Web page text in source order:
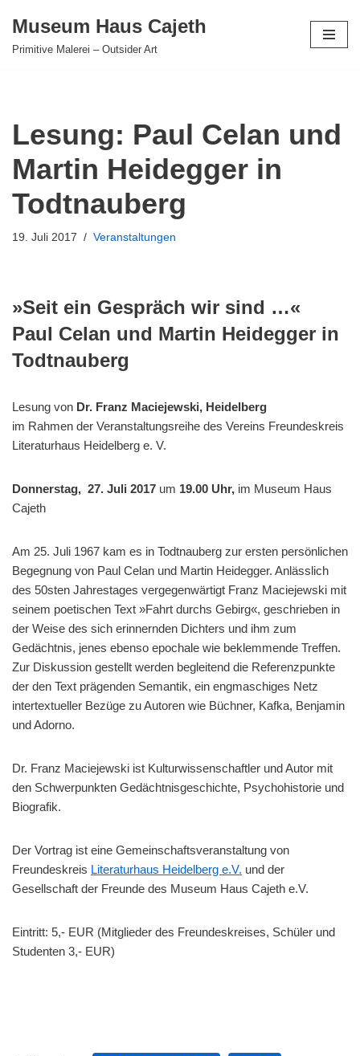
Zum
Museum Haus Cajeth
Primitive Malerei – Outsider Art
Lesung: Paul Celan und
Martin Heidegger in
Todtnauberg
19. Juli 2017 Veranstaltungen
»Seit ein Gespräch wir sind …«
Paul Celan und Martin Heidegger in
Todtnauberg
Lesung von Dr. Franz Maciejewski, Heidelberg
im Rahmen der Veranstaltungsreihe des Vereins Freundeskreis
Literaturhaus Heidelberg e. V.
Donnerstag, 27. Juli 2017 um 19.00 Uhr, im Museum Haus
Cajeth
Am 25. Juli 1967 kam es in Todtnauberg zur ersten persönlichen
Begegnung von Paul Celan und Martin Heidegger. Anlässlich
des 50sten Jahrestages vergegenwärtigt Franz Maciejewski mit
seinem poetischen Text »Fahrt durchs Gebirg«, geschrieben in
der Weise des sich erinnernden Dichters und ihm zum
Gedächtnis, jenes ebenso epochale wie beklemmende Treffen.
Zur Diskussion gestellt werden begleitend die Referenzpunkte
der den Text prägenden Semantik, ein engmaschiges Netz
intertextueller Bezüge zu Autoren wie Büchner, Kafka, Benjamin
und Adorno.
Dr. Franz Maciejewski ist Kulturwissenschaftler und Autor mit
den Schwerpunkten Gedächtnisgeschichte, Psychohistorie und
Biografik.
Der Vortrag ist eine Gemeinschaftsveranstaltung von
Freundeskreis Literaturhaus Heidelberg e.V. und der
Gesellschaft der Freunde des Museum Haus Cajeth e.V.
Eintritt: 5,- EUR (Mitglieder des Freundeskreises, Schüler und
Studenten 3,- EUR)